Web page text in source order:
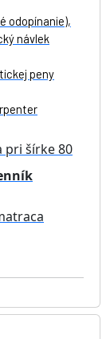
odopínanie),
návlek
peny
pri šírke 80